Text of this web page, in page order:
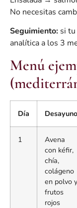
No necesitas
Seguimiento: si
analítica a los 3
Menú
Día Desayuno
1
Avena
con kéfir,
chía,
colágeno
en polvo y
frutos
rojos